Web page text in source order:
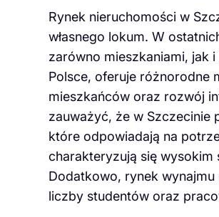
Rynek nieruchomości w
własnego lokum. W
zarówno mieszkaniami, jak
Polsce, oferuje różnorodne
mieszkańców oraz rozwój
zauważyć, że w Szczecinie
które odpowiadają na
charakteryzują się
Dodatkowo, rynek
liczby studentów oraz